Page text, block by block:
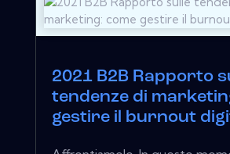
2021 B2B Rapporto
tendenze di
gestire il burnout